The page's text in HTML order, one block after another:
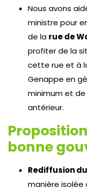
Nous avons
ministre pour
de la rue de
profiter de la
cette rue et à
Genappe en
minimum et
antérieur.
bonne
Rediffusion
manière isolée